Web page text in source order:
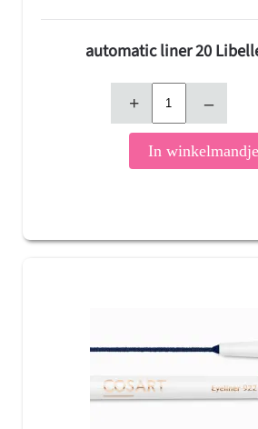
automatic liner 20
+ –
In winkelmandje